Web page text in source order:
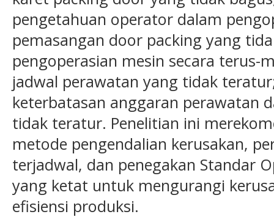
pengetahuan operator dalam
pemasangan door packing yang
pengoperasian mesin secara terus-
jadwal perawatan yang tidak
keterbatasan anggaran perawatan
tidak teratur. Penelitian ini
metode pengendalian kerusakan,
terjadwal, dan penegakan Standar
yang ketat untuk mengurangi
efisiensi produksi.